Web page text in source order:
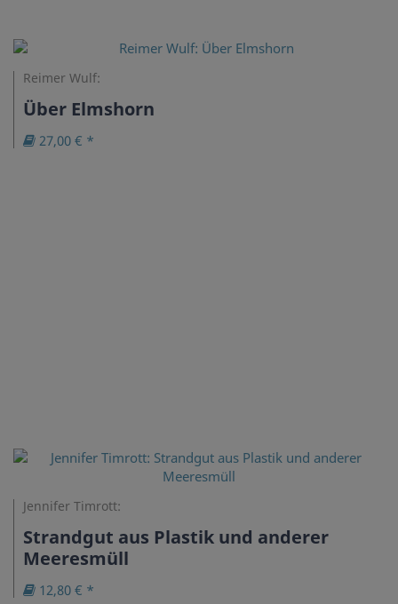
Reimer Wulf:
Über Elmshorn
27,00 € *
Jennifer Timrott:
Strandgut aus Plastik und anderer
Meeresmüll
12,80 € *